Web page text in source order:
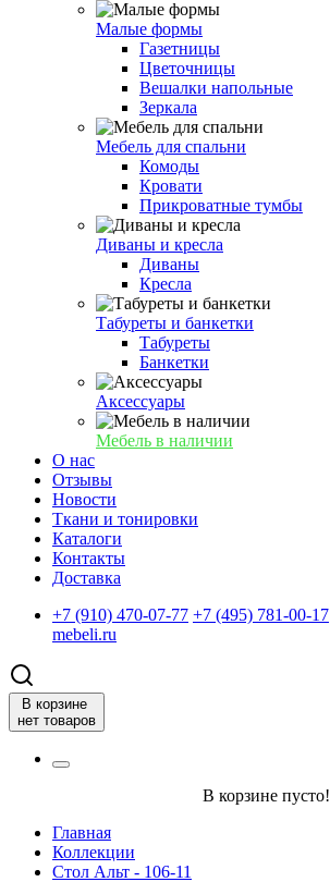
Малые формы
Газетницы
Цветочницы
Вешалки напольные
Зеркала
Мебель для спальни
Комоды
Кровати
Прикроватные тумбы
Диваны и кресла
Диваны
Кресла
Табуреты и банкетки
Табуреты
Банкетки
Аксессуары
Мебель в наличии
О нас
Отзывы
Новости
Ткани и тонировки
Каталоги
Контакты
Доставка
+7 (910) 470-07-77 +7 (495) 781-00-17
mebeli.ru
В корзине
нет товаров
В корзине пусто!
Главная
Коллекции
Стол Альт - 106-11